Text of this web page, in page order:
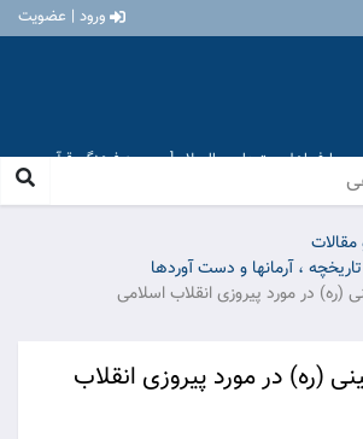
ورود | عضویت
و معارف اهل بیت علیهم السلام [ موسسه فرهنگی قرآن و
، آرمانها و دست آوردها
(ره) در مورد پیروزی انقلاب اسلامی
(ره) در مورد پیروزی انقلاب